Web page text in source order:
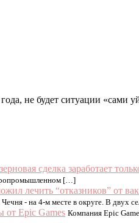
не будет ситуации «сами
сделка заработает
[…]
лечить “отказников” от
- на 4-м месте в округе. В двух
Epic Games Компания Epic